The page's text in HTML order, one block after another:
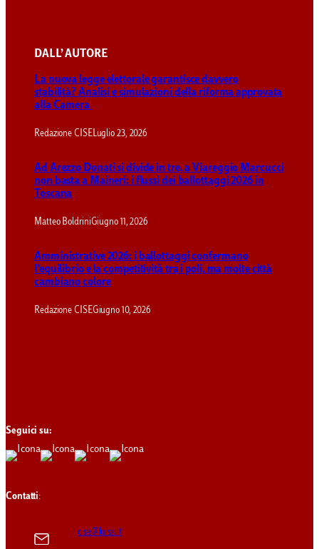
DALL’ AUTORE
La nuova legge elettorale garantisce davvero
stabilità? Analisi e simulazioni della riforma approvata
alla Camera
Redazione CISELuglio 23, 2026
Ad Arezzo Donati si divide in tre, a Viareggio Marcucci
non basta a Maineri: i flussi dei ballottaggi 2026 in
Toscana
Matteo BoldriniGiugno 11, 2026
Amministrative 2026: i ballottaggi confermano
l’equilibrio e la competitività tra i poli, ma molte città
cambiano colore
Redazione CISEGiugno 10, 2026
Seguici su:
Contatti:
cise@luiss.it